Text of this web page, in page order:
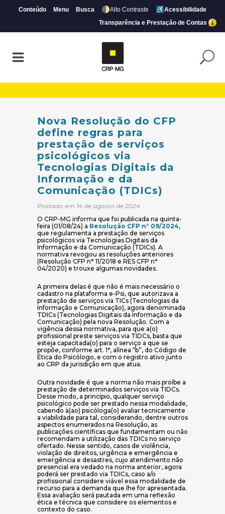
Conteúdo Menu Busca Alto Contraste
Acessibilidade
Transparência e Prestação de Contas
Nova Resolução do CFP
define regras para
prestação de serviços
psicológicos via
Tecnologias Digitais da
Informação e da
Comunicação (TDICs)
Postado em 14 de agosto de 2024
O CRP-MG informa que foi publicada na quinta-
feira (01/08/24) a Resolução CFP n° 09/2024(abre em
,
que regulamenta a prestação de serviços
psicológicos via Tecnologias Digitais da
Informação e da Comunicação (TDICs). A
normativa revogou as resoluções anteriores
(Resolução CFP n° 11/2018 e RES CFP n°
04/2020) e trouxe algumas novidades.
A primeira delas é que não é mais necessário o
cadastro na plataforma e-Psi, que autorizava a
prestação de serviços via TICs (Tecnologias da
Informação e Comunicação), agora denominada
TDICs (Tecnologias Digitais da Informação e da
Comunicação) pela nova Resolução. Com a
vigência dessa normativa, para que a(o)
profissional preste serviços via TIDCs, basta que
esteja capacitada(o) para o serviço a que se
propõe, conforme art. 1°, alínea “b”, do Código de
Ética do Psicólogo, e com o registro ativo junto
ao CRP da jurisdição em que atua.
Outra novidade é que a norma não mais proíbe a
prestação de determinados serviços via TIDCs.
Desse modo, a princípio, qualquer serviço
psicológico pode ser prestado nessa modalidade,
cabendo à(ao) psicóloga(o) avaliar tecnicamente
a viabilidade para tal, considerando, dentre outros
aspectos enumerados na Resolução, as
publicações científicas que fundamentam ou não
recomendam a utilização das TDICs no serviço
ofertado. Nesse sentido, casos de violência,
violação de direitos, urgência e emergência e
emergência e desastres, cujo atendimento não
presencial era vedado na norma anterior, agora
poderá ser prestado via TDICs, caso a/o
profissional considere viável essa modalidade de
recurso para a demanda que lhe for apresentada.
Essa avaliação será pautada em uma reflexão
ética e técnica que considere os elementos e
contexto do caso.